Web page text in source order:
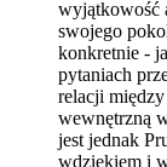
wyjątkowość
swojego
konkretnie -
pytaniach
relacji
wewnętrzną
jest jednak
wdziękiem i